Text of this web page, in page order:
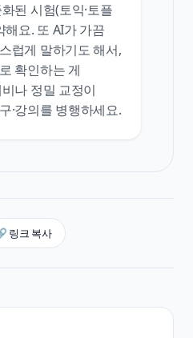
된 시험(토익·토플
해요. 또 AI가 가끔
럽게 말하기도 해서,
확인하는 게
나 정밀 교정이
·강의를 병행하세요.
링크 복사